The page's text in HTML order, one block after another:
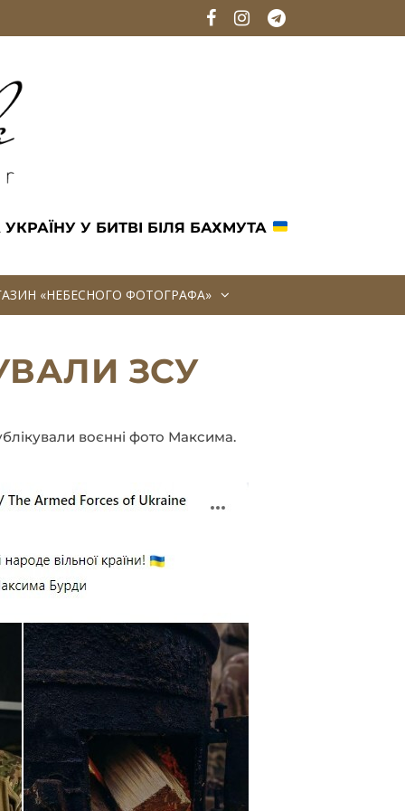
У БИТВІ БІЛЯ БАХМУТА
«НЕБЕСНОГО ФОТОГРАФА»
ЗСУ
воєнні фото Максима.